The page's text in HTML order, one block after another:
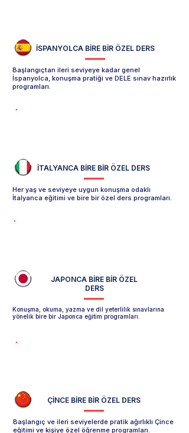
İSPANYOLCA BİRE BİR ÖZEL DERS
Başlangıçtan ileri seviyeye kadar genel
İspanyolca, konuşma pratiği ve DELE sınav hazırlık
programları.
İTALYANCA BİRE BİR ÖZEL DERS
Her yaş ve seviyeye uygun konuşma odaklı
İtalyanca eğitimi ve bire bir özel ders programları.
JAPONCA BİRE BİR ÖZEL
DERS
Konuşma, okuma, yazma ve dil yeterlilik sınavlarına
yönelik bire bir Japonca eğitim programları.
ÇİNCE BİRE BİR ÖZEL DERS
Başlangıç ve ileri seviyelerde pratik ağırlıklı Çince
eğitimi ve kişiye özel öğrenme programları.